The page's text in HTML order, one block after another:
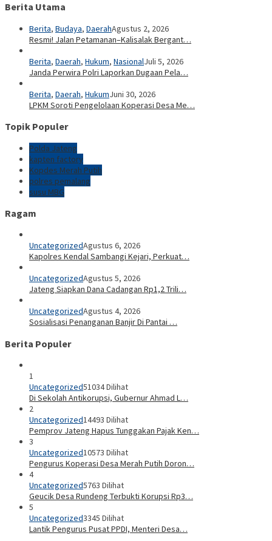
Berita Utama
Berita, Budaya, DaerahAgustus 2, 2026
Resmi! Jalan Petamanan–Kalisalak Bergant…
Berita, Daerah, Hukum, NasionalJuli 5, 2026
Janda Perwira Polri Laporkan Dugaan Pela…
Berita, Daerah, HukumJuni 30, 2026
LPKM Soroti Pengelolaan Koperasi Desa Me…
Topik Populer
Polda Jateng
kapten factory
Kopdes Merah Putih
polres pemalang
susu MBG
Ragam
UncategorizedAgustus 6, 2026
Kapolres Kendal Sambangi Kejari, Perkuat…
UncategorizedAgustus 5, 2026
Jateng Siapkan Dana Cadangan Rp1,2 Trili…
UncategorizedAgustus 4, 2026
Sosialisasi Penanganan Banjir Di Pantai …
Berita Populer
1
Uncategorized51034 Dilihat
Di Sekolah Antikorupsi, Gubernur Ahmad L…
2
Uncategorized14493 Dilihat
Pemprov Jateng Hapus Tunggakan Pajak Ken…
3
Uncategorized10573 Dilihat
Pengurus Koperasi Desa Merah Putih Doron…
4
Uncategorized5763 Dilihat
Geucik Desa Rundeng Terbukti Korupsi Rp3…
5
Uncategorized3345 Dilihat
Lantik Pengurus Pusat PPDI, Menteri Desa…